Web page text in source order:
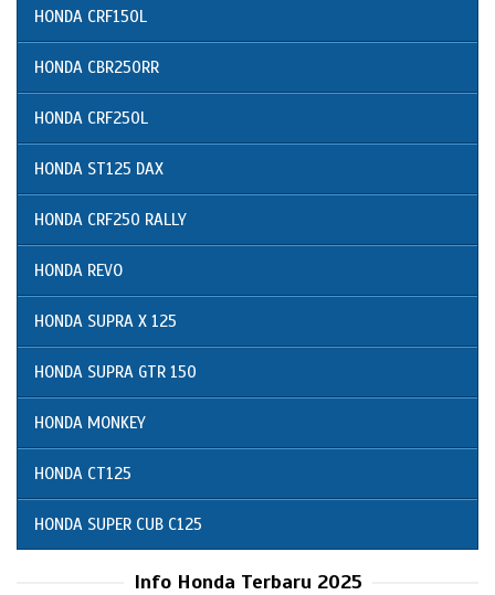
HONDA CRF150L
HONDA CBR250RR
HONDA CRF250L
HONDA ST125 DAX
HONDA CRF250 RALLY
HONDA REVO
HONDA SUPRA X 125
HONDA SUPRA GTR 150
HONDA MONKEY
HONDA CT125
HONDA SUPER CUB C125
Info Honda Terbaru 2025